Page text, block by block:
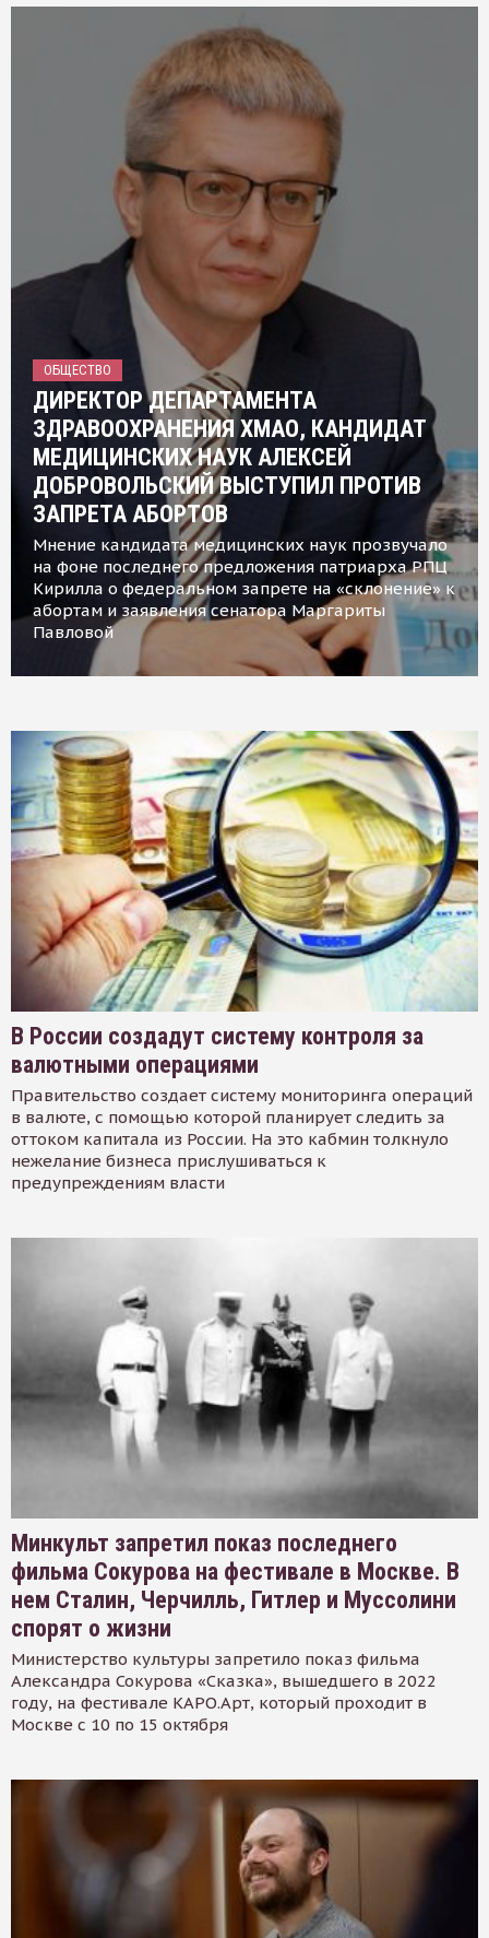
ОБЩЕСТВО
ДИРЕКТОР ДЕПАРТАМЕНТА
ЗДРАВООХРАНЕНИЯ ХМАО, КАНДИДАТ
МЕДИЦИНСКИХ НАУК АЛЕКСЕЙ
ДОБРОВОЛЬСКИЙ ВЫСТУПИЛ ПРОТИВ
ЗАПРЕТА АБОРТОВ
Мнение кандидата медицинских наук прозвучало
на фоне последнего предложения патриарха РПЦ
Кирилла о федеральном запрете на «склонение» к
абортам и заявления сенатора Маргариты
Павловой
В России создадут систему контроля за
валютными операциями
Правительство создает систему мониторинга операций
в валюте, с помощью которой планирует следить за
оттоком капитала из России. На это кабмин толкнуло
нежелание бизнеса прислушиваться к
предупреждениям власти
Минкульт запретил показ последнего
фильма Сокурова на фестивале в Москве. В
нем Сталин, Черчилль, Гитлер и Муссолини
спорят о жизни
Министерство культуры запретило показ фильма
Александра Сокурова «Сказка», вышедшего в 2022
году, на фестивале КАРО.Арт, который проходит в
Москве с 10 по 15 октября